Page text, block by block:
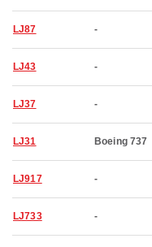
LJ87 -
LJ43 -
LJ37 -
LJ31 Boeing 737
LJ917 -
LJ733 -